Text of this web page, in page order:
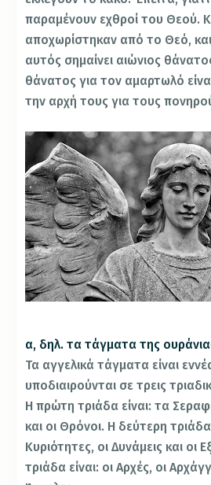
παραμένουν εχθροί του Θεού.
αποχωρίστηκαν από το Θεό,
αυτός σημαίνει αιώνιος
θάνατος για τον αμαρτωλό
την αρχή τους για τους
α, δηλ. τα τάγματα της
Τα αγγελικά τάγματα είναι
υποδιαιρούνται σε τρεις
Η πρώτη τριάδα είναι: τα
και οι Θρόνοι. Η δεύτερη τριάδα
Κυριότητες, οι Δυνάμεις και οι
τριάδα είναι: οι Αρχές, οι